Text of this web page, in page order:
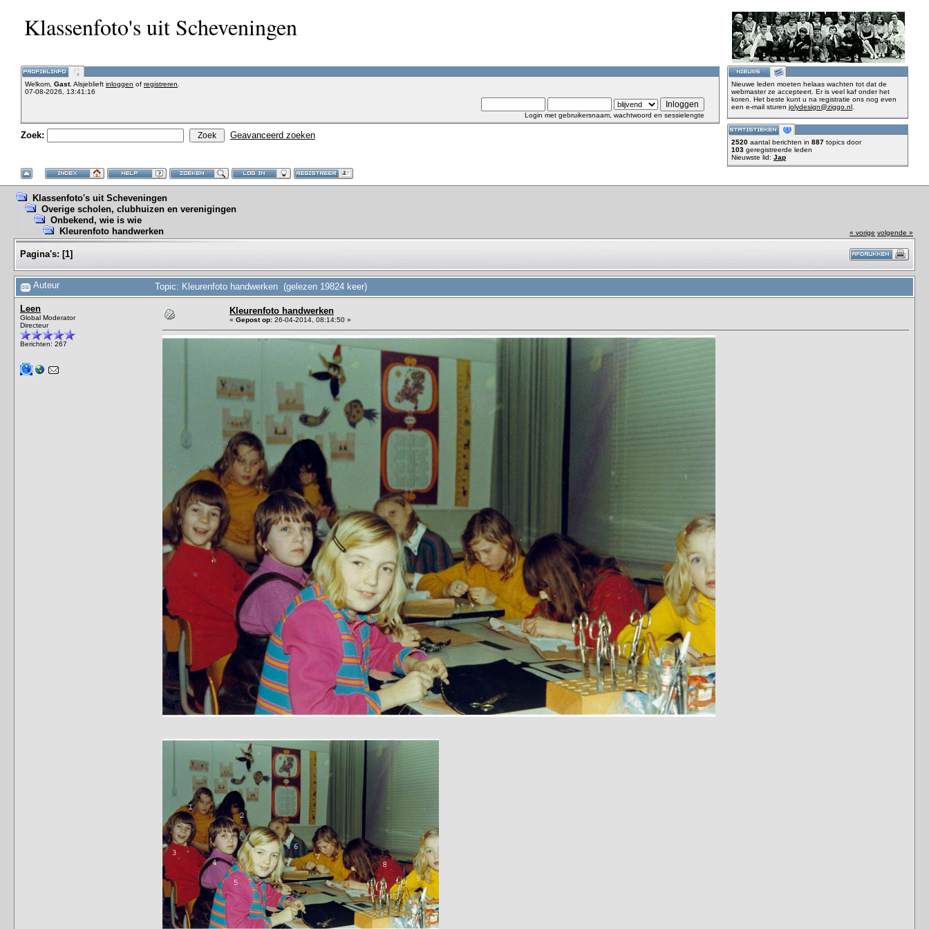
Klassenfoto's uit Scheveningen
Welkom, Gast. Alsjeblieft inloggen of registreren
07-08-2026, 13:41:16
Login met gebruikersnaam, wachtwoord en sessielengte
Zoek: Geavanceerd zoeken
Nieuwe leden moeten helaas wachten tot dat de
webmaster ze accepteert. Er is veel kaf onder het
koren. Het beste kunt u na registratie ons nog even
een e-mail sturen jolydesign@ziggo.nl
2520 aantal berichten in 887 topics door
103 geregistreerde leden
Nieuwste lid: Jap
Klassenfoto's uit Scheveningen
Overige scholen, clubhuizen en verenigingen
Onbekend, wie is wie
Kleurenfoto handwerken
« vorige volgende »
Pagina's: [1]
Auteur Topic: Kleurenfoto handwerken (gelezen 19824 keer)
Leen
Global Moderator
Directeur
Berichten: 267
Kleurenfoto handwerken
« Gepost op: 26-04-2014, 08:14:50 »